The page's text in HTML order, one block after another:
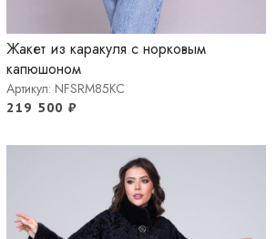
Жакет из каракуля с норковым
капюшоном
Артикул: NFSRM85KC
219 500 ₽